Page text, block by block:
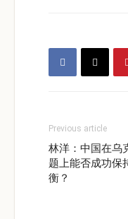
Previous article
林洋：中国在乌
题上能否成功保
衡？